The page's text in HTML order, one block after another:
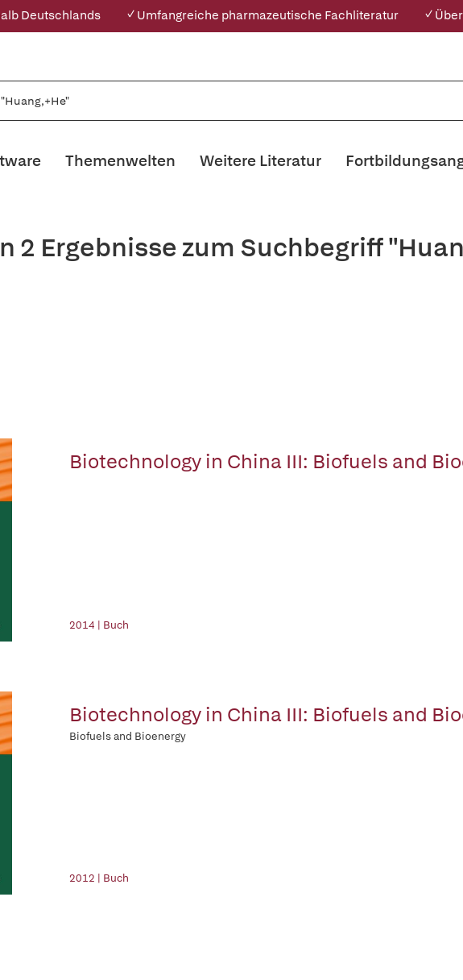
Deutschlands ✓ Umfangreiche pharmazeutische Fachliteratur ✓
Themenwelten Weitere Literatur
2 Ergebnisse zum Suchbegriff
Biotechnology in China III: Biofuels and
2014 | Buch
Biotechnology in China III: Biofuels and
Biofuels and Bioenergy
2012 | Buch